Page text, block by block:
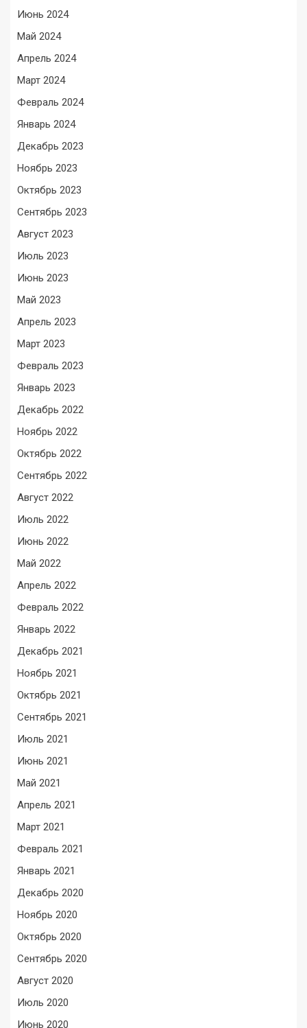
Июнь 2024
Май 2024
Апрель 2024
Март 2024
Февраль 2024
Январь 2024
Декабрь 2023
Ноябрь 2023
Октябрь 2023
Сентябрь 2023
Август 2023
Июль 2023
Июнь 2023
Май 2023
Апрель 2023
Март 2023
Февраль 2023
Январь 2023
Декабрь 2022
Ноябрь 2022
Октябрь 2022
Сентябрь 2022
Август 2022
Июль 2022
Июнь 2022
Май 2022
Апрель 2022
Февраль 2022
Январь 2022
Декабрь 2021
Ноябрь 2021
Октябрь 2021
Сентябрь 2021
Июль 2021
Июнь 2021
Май 2021
Апрель 2021
Март 2021
Февраль 2021
Январь 2021
Декабрь 2020
Ноябрь 2020
Октябрь 2020
Сентябрь 2020
Август 2020
Июль 2020
Июнь 2020